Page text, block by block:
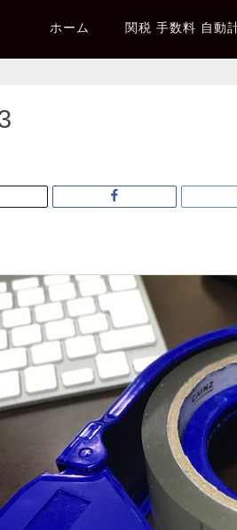
ホーム 関税 手数料 自動